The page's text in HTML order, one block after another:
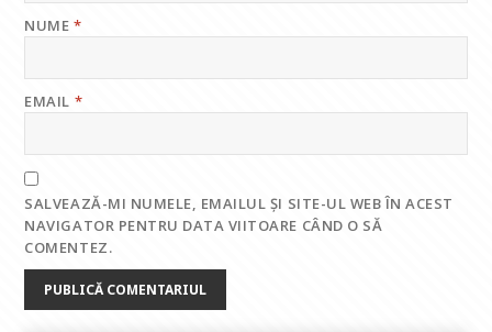
NUME*
EMAIL *
SALVEAZĂ-MI NUMELE, EMAILUL ȘI SITE-UL WEB ÎN ACEST
NAVIGATOR PENTRU DATA VIITOARE CÂND O SĂ
COMENTEZ.